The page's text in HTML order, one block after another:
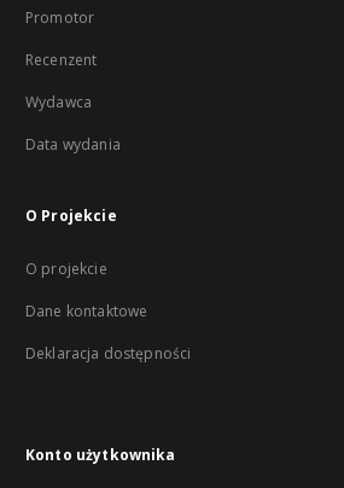
Promotor
Recenzent
Wydawca
Data wydania
O Projekcie
O projekcie
Dane kontaktowe
Deklaracja dostępności
Konto użytkownika